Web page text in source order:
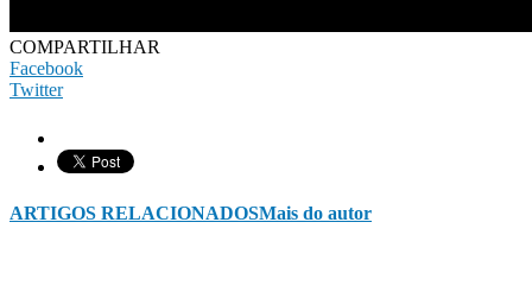
COMPARTILHAR
Facebook
Twitter
ARTIGOS RELACIONADOSMais do autor